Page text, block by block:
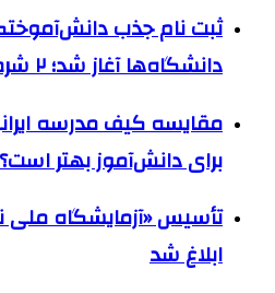
ثبت نام جذب
دانشگاه‌ها آغاز شد؛ ۲ شرط اصلی جذب
مقایسه کیف مدرسه
برای دانش‌آموز بهتر است؟
تأسیس «آزمایشگاه ملی
ابلاغ شد